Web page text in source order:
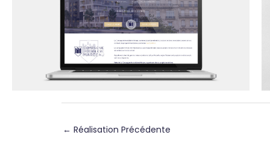
← Réalisation Précédente